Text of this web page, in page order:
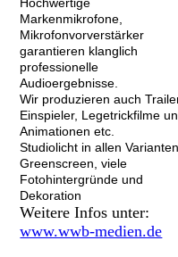
Markenmikrofone,
Mikrofonvorverstärker
garantieren klanglich
professionelle
Audioergebnisse.
Wir produzieren auch
Einspieler, Legetrickfilme
Animationen etc.
Studiolicht in allen Varianten.
Greenscreen, viele
Fotohintergründe und
Dekoration
Weitere Infos unter:
www.wwb-medien.de